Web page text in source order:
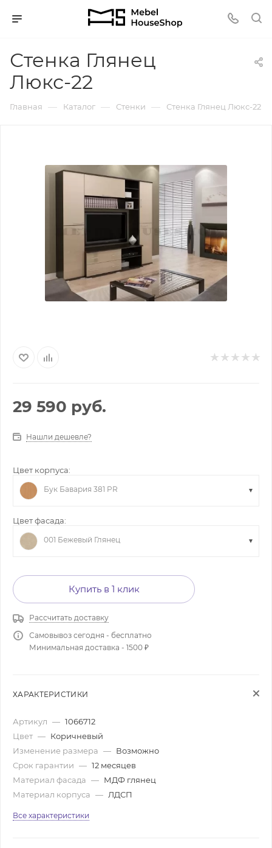
Стенка Глянец
Люкс-22
Главная — Каталог — Стенки — Стенка Глянец Люкс-22
29 590 руб.
Нашли дешевле?
Цвет корпуса:
Бук Бавария 381 PR
Цвет фасада:
001 Бежевый Глянец
Купить в 1 клик
Рассчитать доставку
Самовывоз сегодня - бесплатно
Минимальная доставка - 1500 ₽
ХАРАКТЕРИСТИКИ
Артикул — 1066712
Цвет — Коричневый
Изменение размера — Возможно
Срок гарантии — 12 месяцев
Материал фасада — МДФ глянец
Материал корпуса — ЛДСП
Все характеристики